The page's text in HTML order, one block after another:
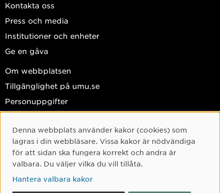
Kontakta oss
Press och media
Institutioner och enheter
Ge en gåva
Om webbplatsen
Tillgänglighet på umu.se
Personuppgifter
Facebook
Instagram
TikTok
Youtube
Cookie-samtycke
Denna webbplats använder kakor (cookies) som
lagras i din webbläsare. Vissa kakor är nödvändiga
för att sidan ska fungera korrekt och andra är
valbara. Du väljer vilka du vill tillåta.
Hantera valbara kakor